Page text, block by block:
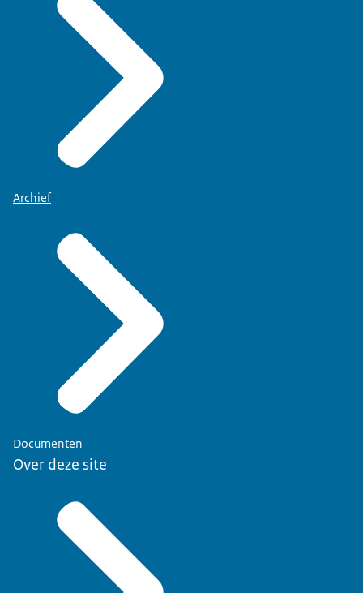
Archief
Documenten
Over deze site